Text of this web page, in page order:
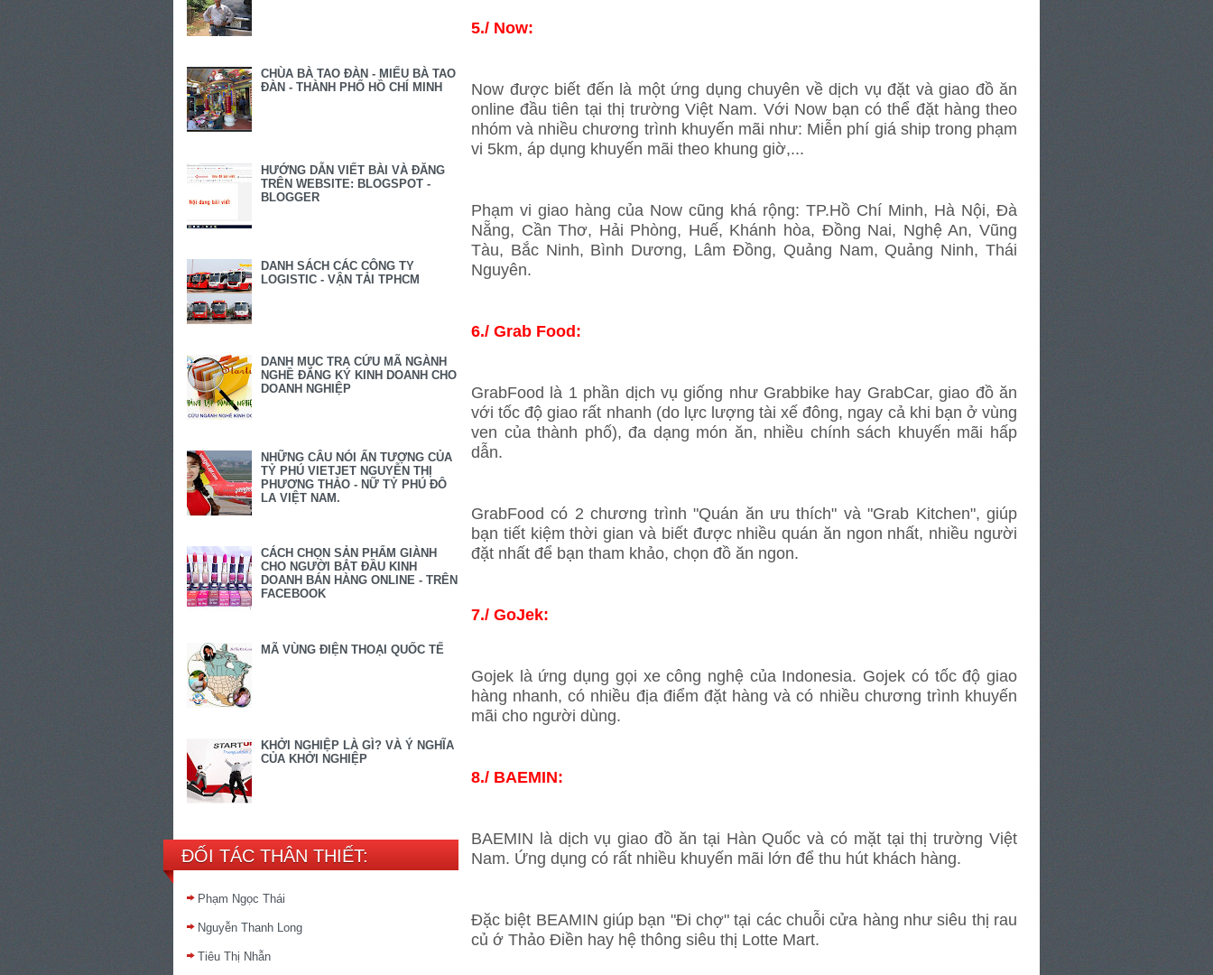
CHÙA BÀ TAO ĐÀN - MIẾU BÀ TAO
ĐÀN - THÀNH PHỐ HỒ CHÍ MINH
HƯỚNG DẪN VIẾT BÀI VÀ ĐĂNG
TRÊN WEBSITE: BLOGSPOT -
BLOGGER
DANH SÁCH CÁC CÔNG TY
LOGISTIC - VẬN TẢI TPHCM
DANH MỤC TRA CỨU MÃ NGÀNH
NGHỀ ĐĂNG KÝ KINH DOANH CHO
DOANH NGHIỆP
NHỮNG CÂU NÓI ẤN TƯỢNG CỦA
TỶ PHÚ VIETJET NGUYỄN THỊ
PHƯƠNG THẢO - NỮ TỶ PHÚ ĐÔ
LA VIỆT NAM.
CÁCH CHỌN SẢN PHẨM GIÀNH
CHO NGƯỜI BẮT ĐẦU KINH
DOANH BÁN HÀNG ONLINE - TRÊN
FACEBOOK
MÃ VÙNG ĐIỆN THOẠI QUỐC TẾ
KHỞI NGHIỆP LÀ GÌ? VÀ Ý NGHĨA
CỦA KHỞI NGHIỆP
ĐỐI TÁC THÂN THIẾT:
Phạm Ngọc Thái
Nguyễn Thanh Long
Tiêu Thị Nhẫn
5./ Now:
Now được biết đến là một ứng dụng chuyên về dịch vụ đặt và giao đồ ăn
online đầu tiên tại thị trường Việt Nam. Với Now bạn có thể đặt hàng theo
nhóm và nhiều chương trình khuyến mãi như: Miễn phí giá ship trong phạm
vi 5km, áp dụng khuyến mãi theo khung giờ,...
Phạm vi giao hàng của Now cũng khá rộng: TP.Hồ Chí Minh, Hà Nội, Đà
Nẵng, Cần Thơ, Hải Phòng, Huế, Khánh hòa, Đồng Nai, Nghệ An, Vũng
Tàu, Bắc Ninh, Bình Dương, Lâm Đồng, Quảng Nam, Quảng Ninh, Thái
Nguyên.
6./ Grab Food:
GrabFood là 1 phần dịch vụ giống như Grabbike hay GrabCar, giao đồ ăn
với tốc độ giao rất nhanh (do lực lượng tài xế đông, ngay cả khi bạn ở vùng
ven của thành phố), đa dạng món ăn, nhiều chính sách khuyến mãi hấp
dẫn.
GrabFood có 2 chương trình "Quán ăn ưu thích" và "Grab Kitchen", giúp
bạn tiết kiệm thời gian và biết được nhiều quán ăn ngon nhất, nhiều người
đặt nhất để bạn tham khảo, chọn đồ ăn ngon.
7./ GoJek:
Gojek là ứng dụng gọi xe công nghệ của Indonesia. Gojek có tốc độ giao
hàng nhanh, có nhiều địa điểm đặt hàng và có nhiều chương trình khuyến
mãi cho người dùng.
8./ BAEMIN:
BAEMIN là dịch vụ giao đồ ăn tại Hàn Quốc và có mặt tại thị trường Việt
Nam. Ứng dụng có rất nhiều khuyến mãi lớn để thu hút khách hàng.
Đặc biệt BEAMIN giúp bạn "Đi chợ" tại các chuỗi cửa hàng như siêu thị rau
củ ớ Thảo Điền hay hệ thông siêu thị Lotte Mart.